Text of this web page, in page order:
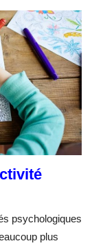
psychologiques
plus